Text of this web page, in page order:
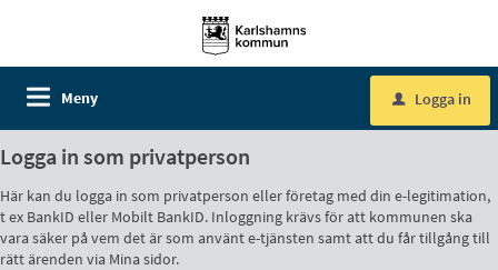
Meny u Logga in
Logga in som privatperson
Här kan du logga in som privatperson eller företag med din e-legitimation,
t ex BankID eller Mobilt BankID. Inloggning krävs för att kommunen ska
vara säker på vem det är som använt e-tjänsten samt att du får tillgång till
rätt ärenden via Mina sidor.